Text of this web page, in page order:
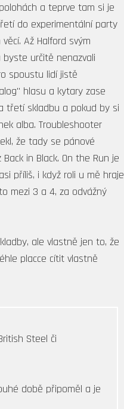
a teprve tam si je
do experimentální party
Až Halford svým
určitě nenazvali
spoustu lidí jistě
hlasu a kytary zase
třetí skladbu a pokud by si
alba. Troubleshooter
že tady se pánové
in Black. On the Run je
příliš, i když roli u mě hraje
mezi 3 a 4, za odvážný
ale vlastně jen to, že
placce cítit vlastně
Steel či
době připoměl a je